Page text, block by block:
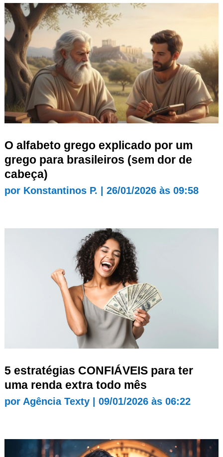
O alfabeto grego explicado por um
grego para brasileiros (sem dor de
cabeça)
por Konstantinos P. 26/01/2026 às 09:58
5 estratégias CONFIÁVEIS para ter
uma renda extra todo mês
por Agência Texty| 09/01/2026 às 06:22